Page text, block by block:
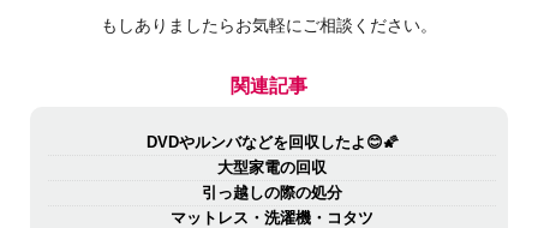
もしありましたらお気軽にご相談ください。
関連記事
DVDやルンバなどを回収したよ😊🌠
大型家電の回収
引っ越しの際の処分
マットレス・洗濯機・コタツ